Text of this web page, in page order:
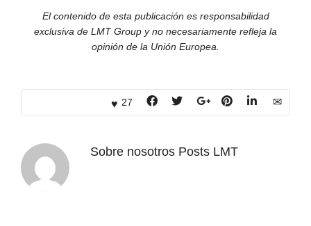
El contenido de esta publicación es responsabilidad
exclusiva de LMT Group y no necesariamente refleja la
opinión de la Unión Europea.
27
Sobre nosotros Posts LMT